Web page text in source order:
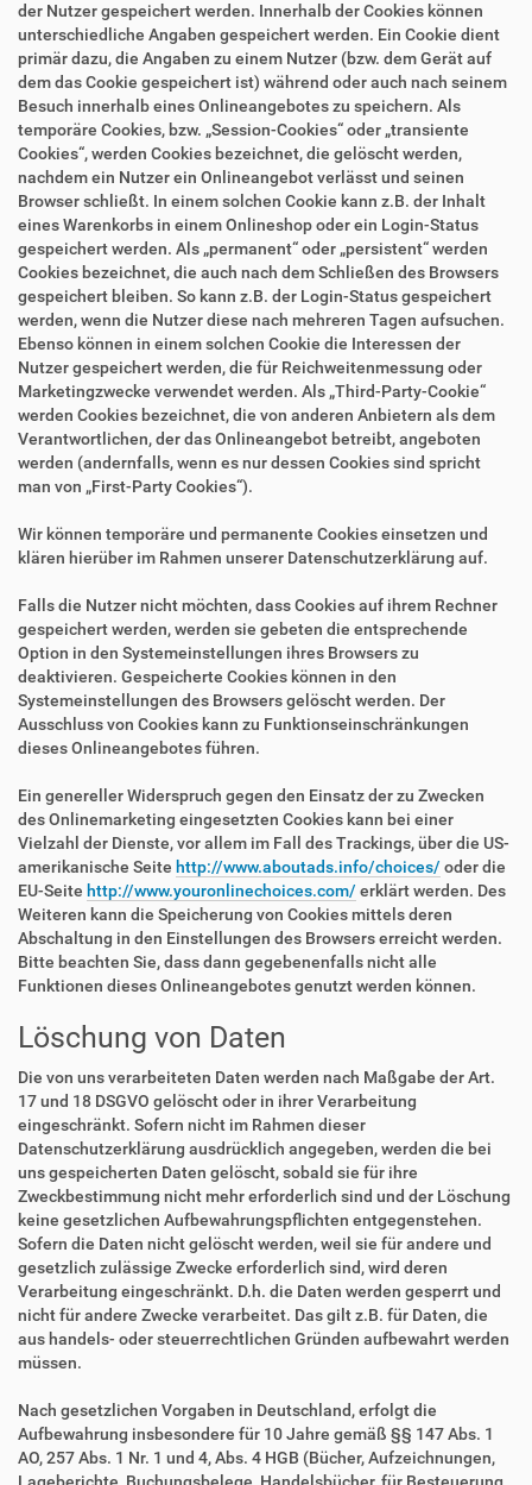
der Nutzer gespeichert werden. Innerhalb der Cookies können
unterschiedliche Angaben gespeichert werden. Ein Cookie dient
primär dazu, die Angaben zu einem Nutzer (bzw. dem Gerät auf
dem das Cookie gespeichert ist) während oder auch nach seinem
Besuch innerhalb eines Onlineangebotes zu speichern. Als
temporäre Cookies, bzw. „Session-Cookies“ oder „transiente
Cookies“, werden Cookies bezeichnet, die gelöscht werden,
nachdem ein Nutzer ein Onlineangebot verlässt und seinen
Browser schließt. In einem solchen Cookie kann z.B. der Inhalt
eines Warenkorbs in einem Onlineshop oder ein Login-Status
gespeichert werden. Als „permanent“ oder „persistent“ werden
Cookies bezeichnet, die auch nach dem Schließen des Browsers
gespeichert bleiben. So kann z.B. der Login-Status gespeichert
werden, wenn die Nutzer diese nach mehreren Tagen aufsuchen.
Ebenso können in einem solchen Cookie die Interessen der
Nutzer gespeichert werden, die für Reichweitenmessung oder
Marketingzwecke verwendet werden. Als „Third-Party-Cookie“
werden Cookies bezeichnet, die von anderen Anbietern als dem
Verantwortlichen, der das Onlineangebot betreibt, angeboten
werden (andernfalls, wenn es nur dessen Cookies sind spricht
man von „First-Party Cookies“).
Wir können temporäre und permanente Cookies einsetzen und
klären hierüber im Rahmen unserer Datenschutzerklärung auf.
Falls die Nutzer nicht möchten, dass Cookies auf ihrem Rechner
gespeichert werden, werden sie gebeten die entsprechende
Option in den Systemeinstellungen ihres Browsers zu
deaktivieren. Gespeicherte Cookies können in den
Systemeinstellungen des Browsers gelöscht werden. Der
Ausschluss von Cookies kann zu Funktionseinschränkungen
dieses Onlineangebotes führen.
Ein genereller Widerspruch gegen den Einsatz der zu Zwecken
des Onlinemarketing eingesetzten Cookies kann bei einer
Vielzahl der Dienste, vor allem im Fall des Trackings, über die US-
amerikanische Seite http://www.aboutads.info/choices/ oder die
EU-Seite http://www.youronlinechoices.com/ erklärt werden. Des
Weiteren kann die Speicherung von Cookies mittels deren
Abschaltung in den Einstellungen des Browsers erreicht werden.
Bitte beachten Sie, dass dann gegebenenfalls nicht alle
Funktionen dieses Onlineangebotes genutzt werden können.
Löschung von Daten
Die von uns verarbeiteten Daten werden nach Maßgabe der Art.
17 und 18 DSGVO gelöscht oder in ihrer Verarbeitung
eingeschränkt. Sofern nicht im Rahmen dieser
Datenschutzerklärung ausdrücklich angegeben, werden die bei
uns gespeicherten Daten gelöscht, sobald sie für ihre
Zweckbestimmung nicht mehr erforderlich sind und der Löschung
keine gesetzlichen Aufbewahrungspflichten entgegenstehen.
Sofern die Daten nicht gelöscht werden, weil sie für andere und
gesetzlich zulässige Zwecke erforderlich sind, wird deren
Verarbeitung eingeschränkt. D.h. die Daten werden gesperrt und
nicht für andere Zwecke verarbeitet. Das gilt z.B. für Daten, die
aus handels- oder steuerrechtlichen Gründen aufbewahrt werden
müssen.
Nach gesetzlichen Vorgaben in Deutschland, erfolgt die
Aufbewahrung insbesondere für 10 Jahre gemäß §§ 147 Abs. 1
AO, 257 Abs. 1 Nr. 1 und 4, Abs. 4 HGB (Bücher, Aufzeichnungen,